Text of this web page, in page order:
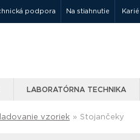
podpora Na stiahnutie
LABORATÓRNA TECHNIKA
vzoriek » Stojančeky